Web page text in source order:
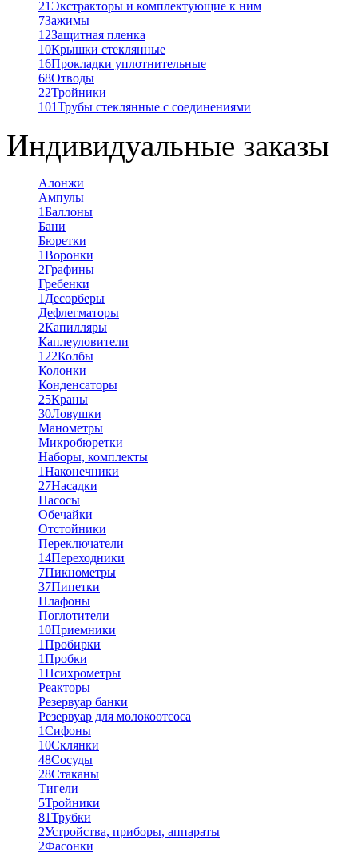
21Экстракторы и комплектующие к ним
7Зажимы
12Защитная пленка
10Крышки стеклянные
16Прокладки уплотнительные
68Отводы
22Тройники
101Трубы стеклянные с соединениями
Индивидуальные заказы
Алонжи
Ампулы
1Баллоны
Бани
Бюретки
1Воронки
2Графины
Гребенки
1 Десорберы
Дефлегматоры
2Капилляры
Каплеуловители
122Колбы
Колонки
Конденсаторы
25Краны
30Ловушки
Манометры
Микробюретки
Наборы, комплекты
1Наконечники
27Насадки
Насосы
Обечайки
Отстойники
Переключатели
14Переходники
7Пикнометры
37Пипетки
Плафоны
Поглотители
10Приемники
1Пробирки
1Пробки
1Психрометры
Реакторы
Резервуар банки
Резервуар для молокоотсоса
1Сифоны
10Склянки
48Сосуды
28Стаканы
Тигели
5Тройники
81Трубки
2Устройства, приборы, аппараты
2Фасонки